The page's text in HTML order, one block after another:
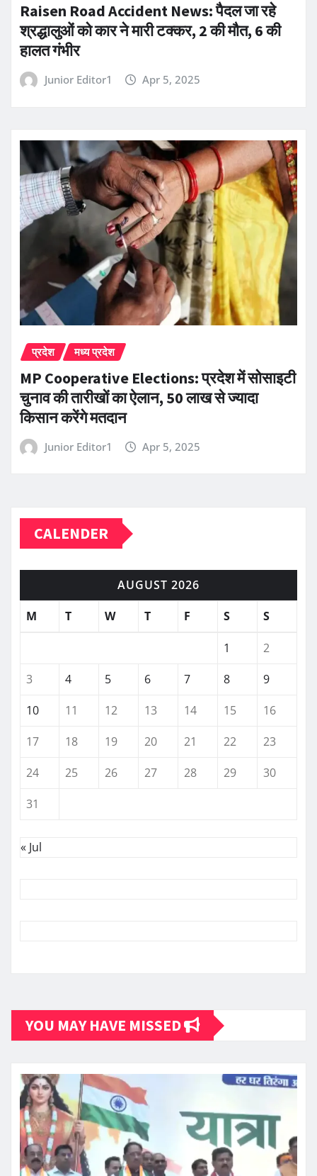
Raisen Road Accident News: पैदल जा रहे
श्रद्धालुओं को कार ने मारी टक्कर, 2 की मौत, 6 की
हालत गंभीर
Junior Editor1 Apr 5, 2025
प्रदेश मध्य प्रदेश
MP Cooperative Elections: प्रदेश में सोसाइटी
चुनाव की तारीखों का ऐलान, 50 लाख से ज्यादा
किसान करेंगे मतदान
Junior Editor1 Apr 5, 2025
CALENDER
AUGUST 2026
M
T W T F S S
1
2
3
4 5 6 7 8
9
10
11 12 13 14 15
16
17
18 19 20 21 22
23
24
25 26 27 28 29
30
31
« Jul
YOU MAY HAVE MISSED